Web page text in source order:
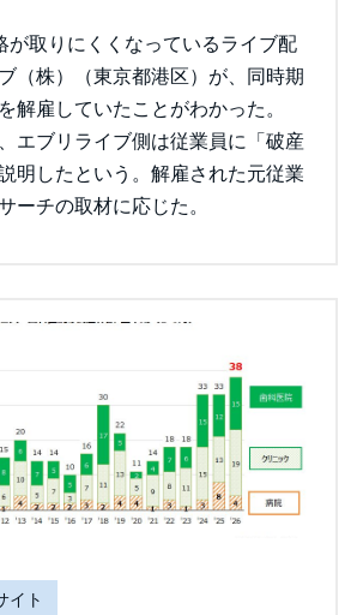
が取りにくくなっているライブ配
（株）（東京都港区）が、同時期
解雇していたことがわかった。
エブリライブ側は従業員に「破産
明したという。解雇された元従業
ーチの取材に応じた。
イト